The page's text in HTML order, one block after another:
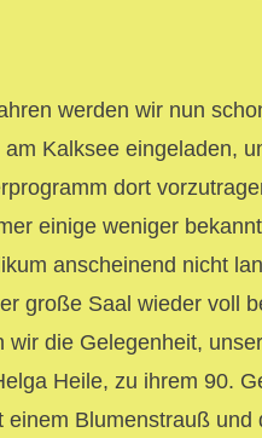
werden wir nun
Kalksee eingeladen,
dort
einige weniger
anscheinend nicht
große Saal wieder voll
wir die Gelegenheit,
Heile, zu ihrem 90.
einem Blumenstrauß und